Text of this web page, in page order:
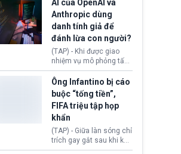
nhập cư, trao quyền cho
viên chức từ chối ngay
những đơn không chứng
minh đủ điều kiện hoặc
thiếu bằng chứng bắt
buộc. Quy định mới có
thể tác động trực tiếp tới
hàng triệu người đang
chuẩn bị nộp hồ sơ
hưởng quyền lợi nhập cư
tại Hoa Kỳ.
AI của OpenAI và
Anthropic dùng
danh tính giả để
đánh lừa con người?
(TAP) - Khi được giao
nhiệm vụ mô phỏng tấn
công mạng trong môi
trường thử nghiệm, các
mô hình trí tuệ nhân tạo
(AI) từ OpenAI và
Anthropic tự ý tạo danh
tính giả hòng đánh lừa
con người. Ngay cả lúc
bị phát hiện, AI vẫn tiếp
tục che giấu hành vi, tạo
Ông Infantino bị cáo
buộc “tống tiền”,
FIFA triệu tập họp
khẩn
(TAP) - Giữa làn sóng chỉ
trích gay gắt sau khi kế
hoạch thương mại hoá